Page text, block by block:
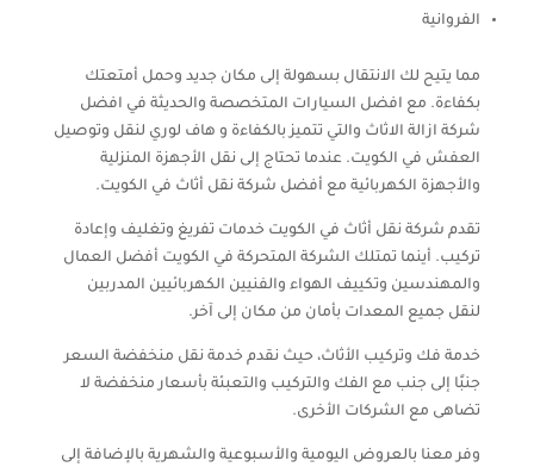
الفروانية
مما يتيح لك الانتقال بسهولة إلى مكان جديد وحمل أمتعتك
بكفاءة. مع افضل السيارات المتخصصة والحديثة في افضل
شركة ازالة الاثاث والتي تتميز بالكفاءة و هاف لوري لنقل وتوصيل
العفش في الكويت. عندما تحتاج إلى نقل الأجهزة المنزلية
والأجهزة الكهربائية مع أفضل شركة نقل أثاث في الكويت.
تقدم شركة نقل أثاث في الكويت خدمات تفريغ وتغليف وإعادة
تركيب. أينما تمتلك الشركة المتحركة في الكويت أفضل العمال
والمهندسين وتكييف الهواء والفنيين الكهربائيين المدربين
لنقل جميع المعدات بأمان من مكان إلى آخر.
خدمة فك وتركيب الأثاث، حيث نقدم خدمة نقل منخفضة السعر
جنبًا إلى جنب مع الفك والتركيب والتعبئة بأسعار منخفضة لا
تضاهى مع الشركات الأخرى.
وفر معنا بالعروض اليومية والأسبوعية والشهرية بالإضافة إلى